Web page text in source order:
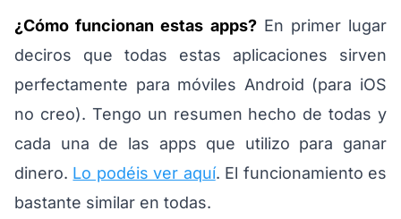
¿Cómo funcionan estas apps?En primer lugar
deciros que todas estas aplicaciones sirven
perfectamente para móviles Android (para iOS
no creo). Tengo un resumen hecho de todas y
cada una de las apps que utilizo para ganar
dinero. Lo podéis ver aquí. El funcionamiento es
bastante similar en todas.